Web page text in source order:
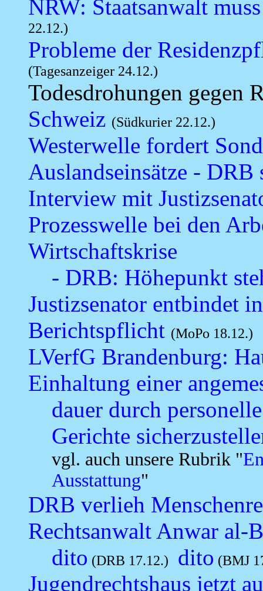
NRW: Staatsanwalt
22.12.)
Probleme der
(Tagesanzeiger 24.12.)
Todesdrohungen gegen
Schweiz (Südkurier 22.12.)
Westerwelle fordert
Auslandseinsätze - DRB
Interview mit
Prozesswelle bei den
Wirtschaftskrise
- DRB: Höhepunkt
Justizsenator entbindet
Berichtspflicht (MoPo 18.12.)
LVerfG Brandenburg:
Einhaltung einer
dauer durch
Gerichte
vgl. auch unsere Rubrik "
Ausstattung"
DRB verlieh
Rechtsanwalt Anwar al-
dito (DRB 17.12.) dito (BMJ
Jugendrechtshaus jetzt